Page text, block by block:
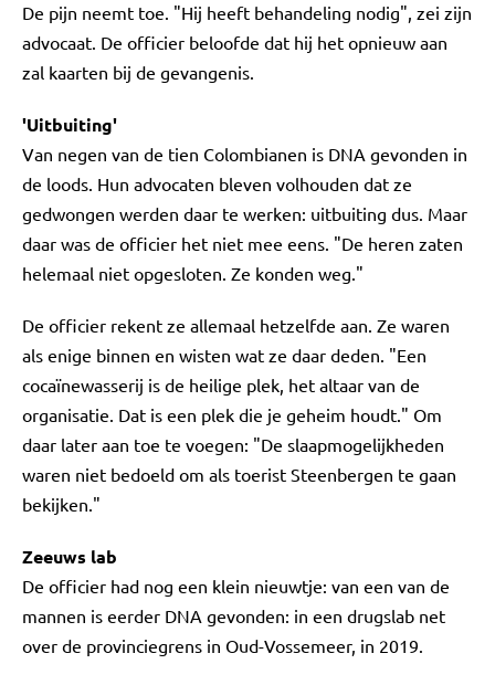
De pijn neemt toe. "Hij heeft behandeling nodig", zei zijn
advocaat. De officier beloofde dat hij het opnieuw aan
zal kaarten bij de gevangenis.
'Uitbuiting'
Van negen van de tien Colombianen is DNA gevonden in
de loods. Hun advocaten bleven volhouden dat ze
gedwongen werden daar te werken: uitbuiting dus. Maar
daar was de officier het niet mee eens. "De heren zaten
helemaal niet opgesloten. Ze konden weg."
De officier rekent ze allemaal hetzelfde aan. Ze waren
als enige binnen en wisten wat ze daar deden. "Een
cocaïnewasserij is de heilige plek, het altaar van de
organisatie. Dat is een plek die je geheim houdt." Om
daar later aan toe te voegen: "De slaapmogelijkheden
waren niet bedoeld om als toerist Steenbergen te gaan
bekijken."
Zeeuws lab
De officier had nog een klein nieuwtje: van een van de
mannen is eerder DNA gevonden: in een drugslab net
over de provinciegrens in Oud-Vossemeer, in 2019.